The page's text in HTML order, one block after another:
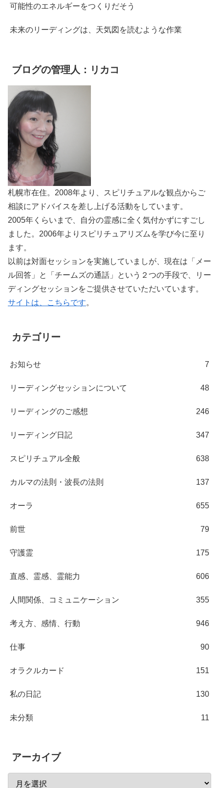
可能性のエネルギーをつくりだそう
未来のリーディングは、天気図を読むような作業
ブログの管理人：リカコ
札幌市在住。2008年より、スピリチュアルな観点からご
相談にアドバイスを差し上げる活動をしています。
2005年くらいまで、自分の霊感に全く気付かずにすごし
ました。2006年よりスピリチュアリズムを学び今に至り
ます。
以前は対面セッションを実施していましが、現在は「メー
ル回答」と「チームズの通話」という２つの手段で、リー
ディングセッションをご提供させていただいています。
サイトは、こちらです。
カテゴリー
お知らせ 7
リーディングセッションについて 48
リーディングのご感想 246
リーディング日記 347
スピリチュアル全般 638
カルマの法則・波長の法則 137
オーラ 655
前世 79
守護霊 175
直感、霊感、霊能力 606
人間関係、コミュニケーション 355
考え方、感情、行動 946
仕事 90
オラクルカード 151
私の日記 130
未分類 11
アーカイブ